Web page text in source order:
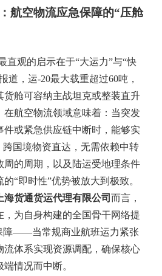
航空物流应急保障的“压舱
直观的启示在于“大运力”与“快
道，运-20最大载重超过60吨，
货舱可容纳主战坦克或整装直升
在航空物流领域意味着：当突发
件或紧急供应链中断时，能够实
跨国境物资直达，无需依赖中转
周的周期，以及陆运受地理条件
“即时性”优势被放大到极致。
上海货通货运代理有限公司 而言，
，为自身构建的全国骨干网络提
障——当常规商业航班运力紧张
流体系实现资源调配，确保核心
情况而中断。